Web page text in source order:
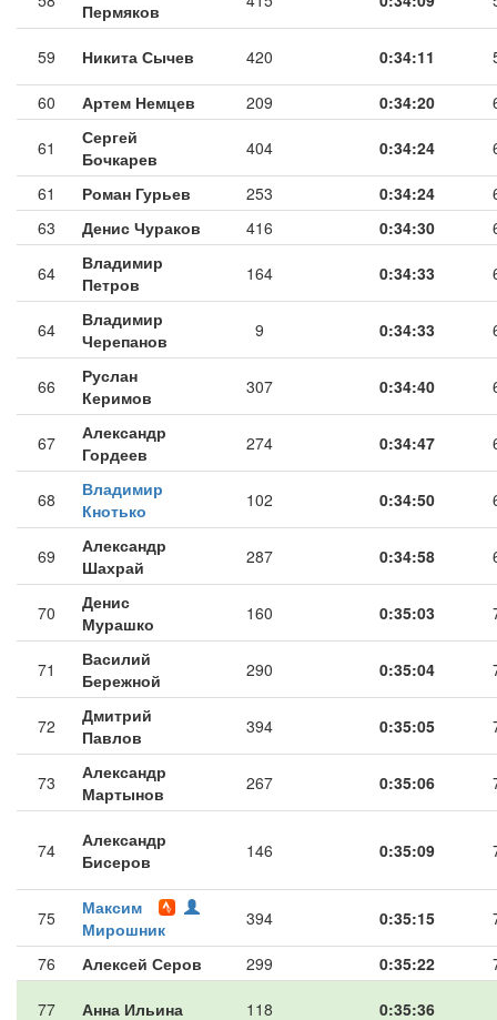
Пермяков
59 Никита Сычев 420 0:34:11
60 Артем Немцев 209 0:34:20
61
Сергей
Бочкарев
404 0:34:24
61 Роман Гурьев 253 0:34:24
63
Денис Чураков 416 0:34:30
64
Владимир
Петров
164 0:34:33
64
Владимир
Черепанов
9 0:34:33
66
Руслан
Керимов
307 0:34:40
67
Александр
Гордеев
274 0:34:47
68
Владимир
Кнотько
102 0:34:50
69
Александр
Шахрай
287 0:34:58
70
Денис
Мурашко
160 0:35:03
71
Василий
Бережной
290 0:35:04
72
Дмитрий
Павлов
394 0:35:05
73
Александр
Мартынов
267 0:35:06
74
Александр
Бисеров
146 0:35:09
75
Максим
Мирошник
394 0:35:15
76 Алексей Серов 299 0:35:22
77 Анна Ильина 118 0:35:36